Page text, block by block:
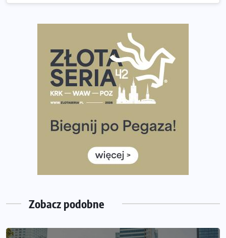
Praska 5k Run gospodarzem Mistrzostw Polski
Największy Bieg Powstania Warszawskiego w historii.
Ponad 12 tysięcy uczestników pobiegło dla Bohaterów!
Tętno vs tempo – czym kierować się w bieganiu?
Co ma dużo białka? Produkty, które warto włączyć do
Rozbiegany Olsztyn szykuje się na weekend z
Już w tę sobotę 35. Bieg Powstania Warszawskiego.
Wystartuje rekordowa liczba uczestników
35. Bieg Powstania Warszawskiego – praktyczny
poradnik przed startem
Zobacz podobne